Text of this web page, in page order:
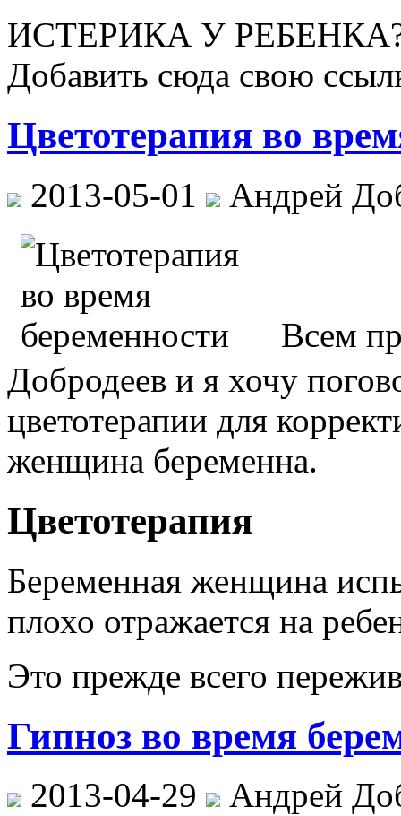
ИСТЕРИКА У
Добавить сюда свою
Цветотерапия во
2013-05-01 Андрей
Всем
Добродеев и я хочу
цветотерапии для
женщина беременна.
Цветотерапия
Беременная женщина
плохо отражается на
Это прежде всего
Гипноз во время
2013-04-29 Андрей